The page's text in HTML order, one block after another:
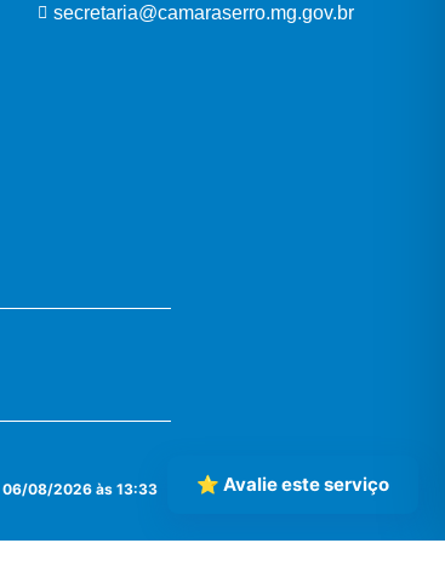
secretaria@camaraserro.mg.gov.br
06/08/2026 às 13:33 ⭐ Avalie este serviço